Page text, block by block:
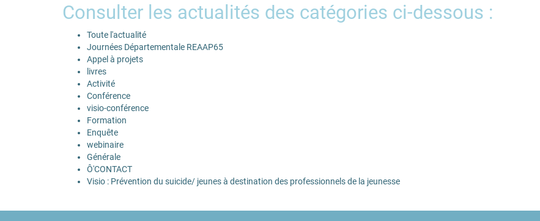
Consulter les actualités des catégories ci-dessous :
Toute l'actualité
Journées Départementale REAAP65
Appel à projets
livres
Activité
Conférence
visio-conférence
Formation
Enquête
webinaire
Générale
Ô'CONTACT
Visio : Prévention du suicide/ jeunes à destination des professionnels de la jeunesse